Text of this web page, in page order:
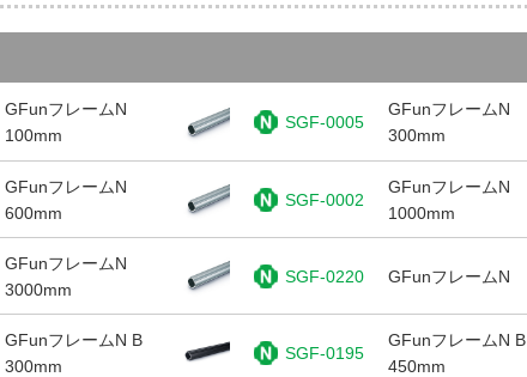
GFunフレームN
100mm
SGF-0005
GFunフレームN
300mm
GFunフレームN
600mm
SGF-0002
GFunフレームN
1000mm
GFunフレームN
3000mm
SGF-0220 GFunフレームN
GFunフレームN B
300mm
SGF-0195
GFunフレームN B
450mm